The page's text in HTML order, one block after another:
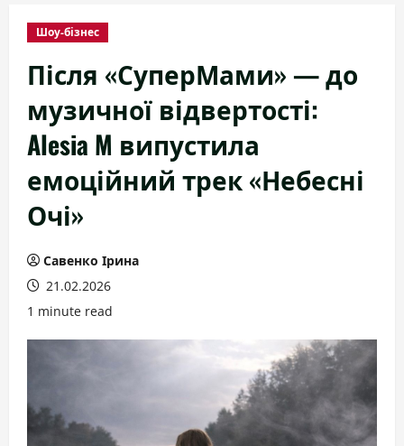
Шоу-бізнес
Після «СуперМами» — до
музичної відвертості:
Alesia M випустила
емоційний трек «Небесні
Очі»
Савенко Ірина
21.02.2026
1 minute read